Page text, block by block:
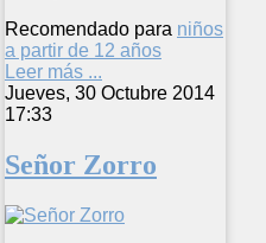
Recomendado para niños
a partir de 12 años
Leer más ...
Jueves, 30 Octubre 2014
17:33
Señor Zorro